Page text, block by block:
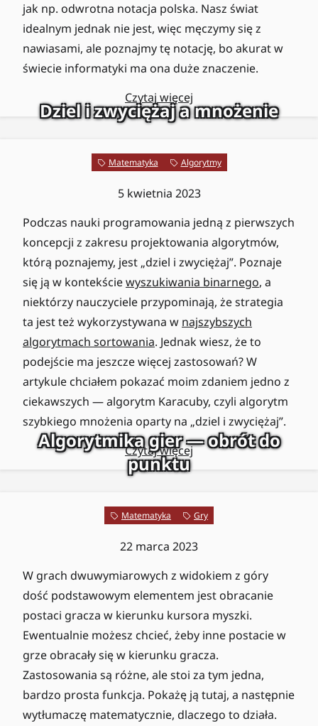
jak np. odwrotna notacja polska. Nasz świat
idealnym jednak nie jest, więc męczymy się z
nawiasami, ale poznajmy tę notację, bo akurat w
świecie informatyki ma ona duże znaczenie.
Czytaj więcej
Dziel i zwyciężaj a mnożenie
Matematyka Algorytmy
5 kwietnia 2023
Podczas nauki programowania jedną z pierwszych
koncepcji z zakresu projektowania algorytmów,
którą poznajemy, jest „dziel i zwyciężaj”. Poznaje
się ją w kontekściewyszukiwania binarnego, a
niektórzy nauczyciele przypominają, że strategia
ta jest też wykorzystywana w najszybszych
algorytmach sortowania. Jednak wiesz, że to
podejście ma jeszcze więcej zastosowań? W
artykule chciałem pokazać moim zdaniem jedno z
ciekawszych — algorytm Karacuby, czyli algorytm
szybkiego mnożenia oparty na „dziel i zwyciężaj”.
Czytaj więcej
Algorytmika gier — obrót do
punktu
Matematyka Gry
22 marca 2023
W grach dwuwymiarowych z widokiem z góry
dość podstawowym elementem jest obracanie
postaci gracza w kierunku kursora myszki.
Ewentualnie możesz chcieć, żeby inne postacie w
grze obracały się w kierunku gracza.
Zastosowania są różne, ale stoi za tym jedna,
bardzo prosta funkcja. Pokażę ją tutaj, a następnie
wytłumaczę matematycznie, dlaczego to działa.